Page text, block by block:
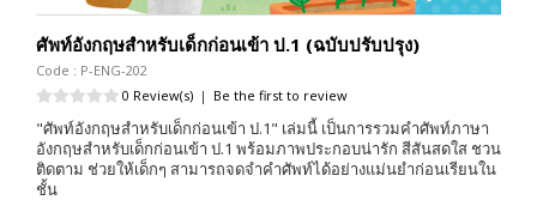
ศัพท์อังกฤษสำหรับเด็กก่อนเข้า ป.1 (ฉบับปรับปรุง)
Code : P-ENG-202
0 Review(s) | Be the first to review
"ศัพท์อังกฤษสำหรับเด็กก่อนเข้า ป.1" เล่มนี้ เป็นการรวมคำศัพท์ภาษา
อังกฤษสำหรับเด็กก่อนเข้า ป.1 พร้อมภาพประกอบน่ารัก สีสันสดใส ชวน
ติดตาม ช่วยให้เด็กๆ สามารถจดจำคำศัพท์ได้อย่างแม่นยำก่อนเรียนใน
ชั้น